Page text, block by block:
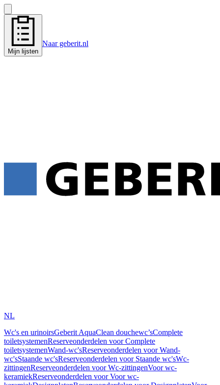
Mijn lijsten
Naar geberit.nl
NL
Wc's en urinoirsGeberit AquaClean douchewc’sComplete
toiletsystemenReserveonderdelen voor Complete
toiletsystemenWand-wc'sReserveonderdelen voor Wand-
wc'sStaande wc'sReserveonderdelen voor Staande wc'sWc-
zittingenReserveonderdelen voor Wc-zittingenVoor wc-
keramiekReserveonderdelen voor Voor wc-